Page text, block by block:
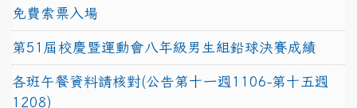
免費索票入場
第51屆校慶暨運動會八年級男生組鉛球決賽成績
各班午餐資料請核對(公告第十一週1106-第十五週
1208)